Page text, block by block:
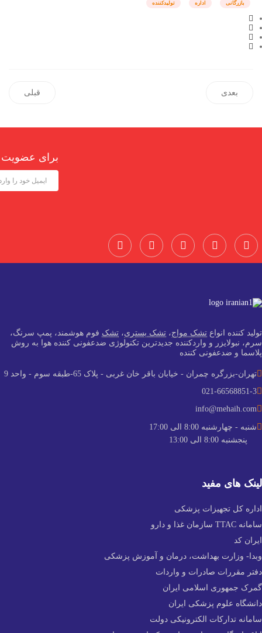
بازرگانی
اداره تولیدکننده
قبلی بعدی
برای عضویت
تولید کننده انواع تشک مواج، تشک بستری، تشک فوم هوشمند، پمپ سرنگ،
سرم، نبولایزر و واردکننده جدید‌ترین تکنولوژی ضدعفونی کننده هوا به روش
پلاسما و ضدعفونی کننده
تهران-بزرگره چمران - خیابان باقر خان غربی - پلاک 65-طبقه سوم - واحد 9
021-66568851-3
info@mehaih.com
شنبه - چهارشنبه 8:00 الی 17:00
پنجشنبه 8:00 الی 13:00
لینک های مفید
اداره کل تجهیزات پزشکی
سامانه TTAC سازمان غذا و دارو
ایران کد
وبدا- وزارت بهداشت، درمان و آموزش پزشکی
دفتر مقررات صادرات و واردات
گمرک جمهوری اسلامی ایران
دانشگاه علوم پزشکی ایران
سامانه تدارکات الکترونیکی دولت